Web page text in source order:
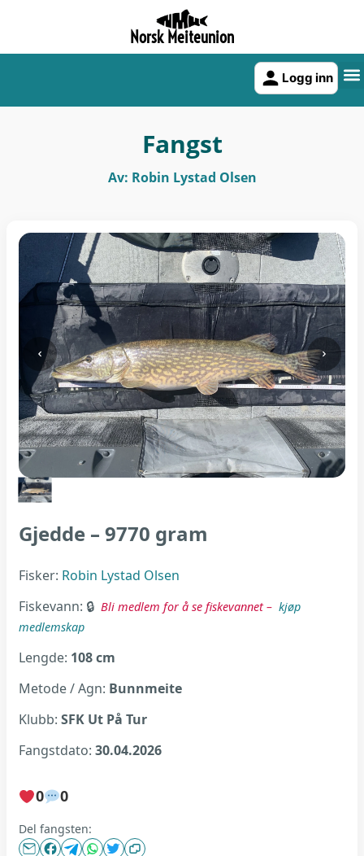
Norsk Meiteunion
Logg inn
Fangst
Av: Robin Lystad Olsen
Gjedde – 9770 gram
Fisker: Robin Lystad Olsen
Fiskevann:
Bli medlem for å se fiskevannet – kjøp
medlemskap
Lengde: 108 cm
Metode / Agn: Bunnmeite
Klubb: SFK Ut På Tur
Fangstdato: 30.04.2026
0 0
Del fangsten: